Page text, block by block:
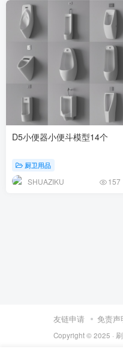
D5小便器小便斗模型14个
厨卫用品
SHUAZIKU 157
友链申请 免责声
Copyright © 2025 ·